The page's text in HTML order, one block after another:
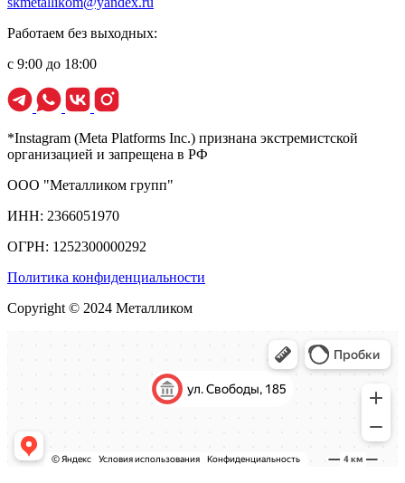
Работаем без выходных:
с 9:00 до 18:00
*Instagram (Meta Platforms Inc.) признана экстремистской
организацией и запрещена в РФ
ООО "Металликом групп"
ИНН: 2366051970
ОГРН: 1252300000292
Политика конфиденциальности
Copyright © 2024 Металликом